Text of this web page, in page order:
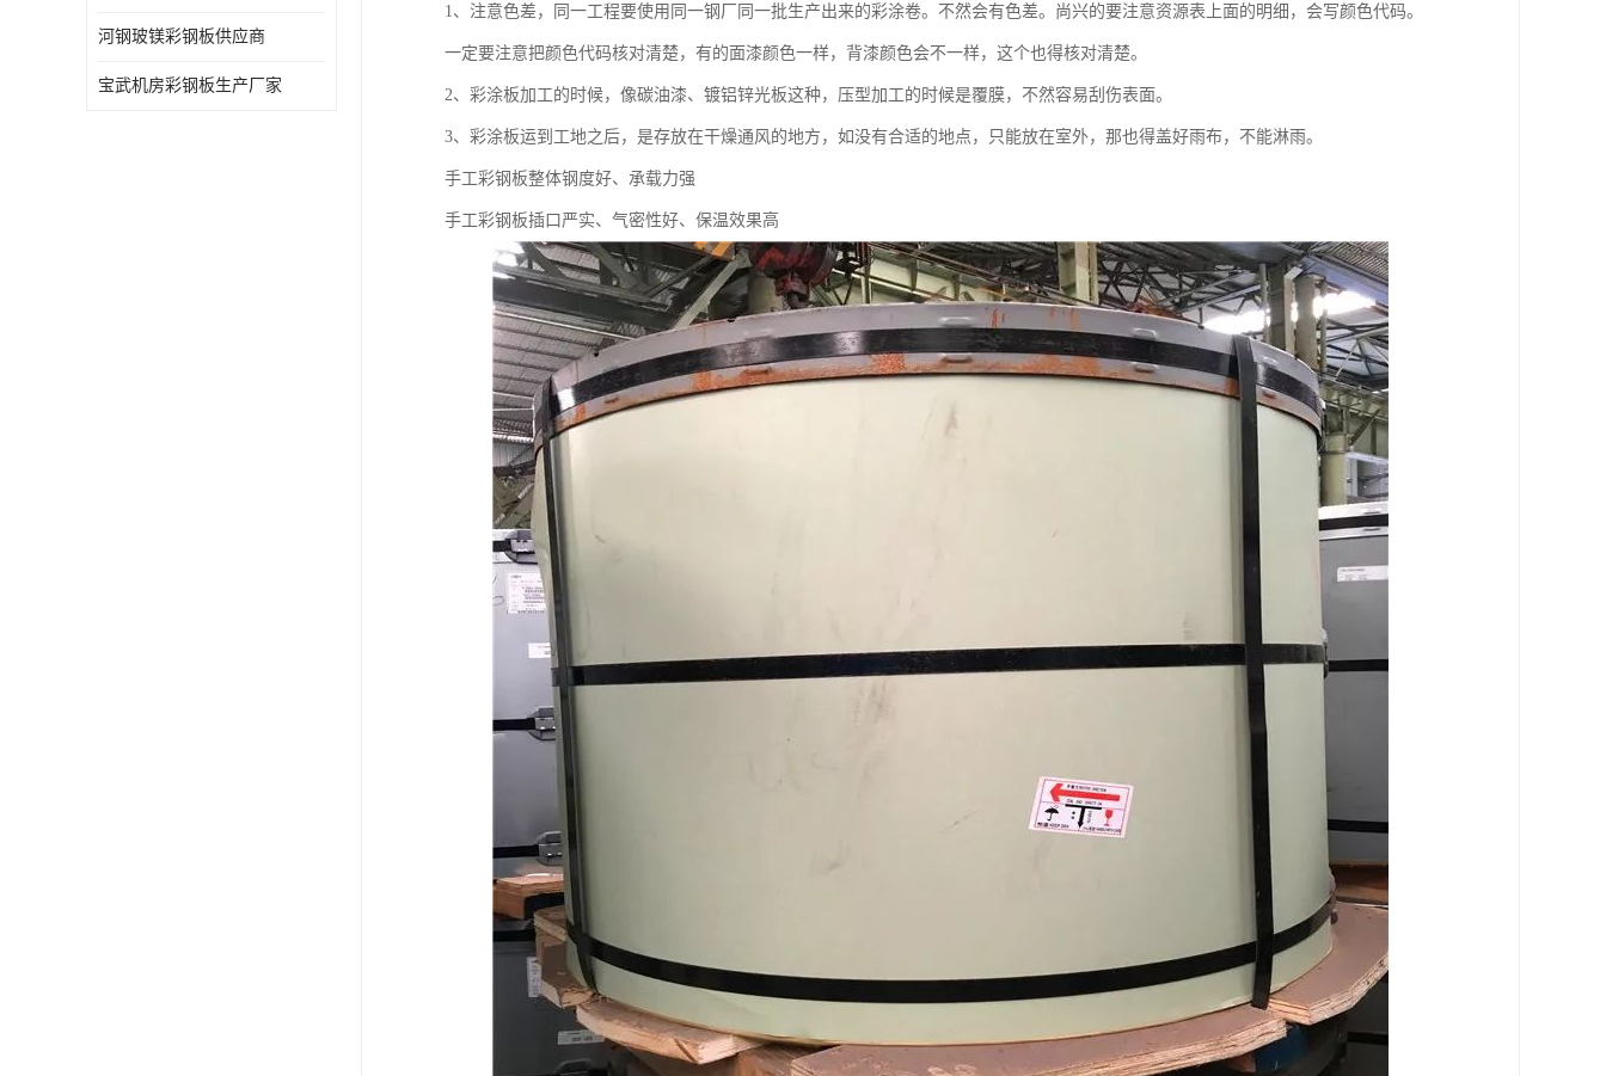
河钢玻镁彩钢板供应商
宝武机房彩钢板生产厂家
1、注意色差，同一工程要使用同一钢厂同一批生产出来的彩涂卷。不然会有色差。尚兴的要注意资源表上面的明细，会写颜色代码。
一定要注意把颜色代码核对清楚，有的面漆颜色一样，背漆颜色会不一样，这个也得核对清楚。
2、彩涂板加工的时候，像碳油漆、镀铝锌光板这种，压型加工的时候是覆膜，不然容易刮伤表面。
3、彩涂板运到工地之后，是存放在干燥通风的地方，如没有合适的地点，只能放在室外，那也得盖好雨布，不能淋雨。
手工彩钢板整体钢度好、承载力强
手工彩钢板插口严实、气密性好、保温效果高